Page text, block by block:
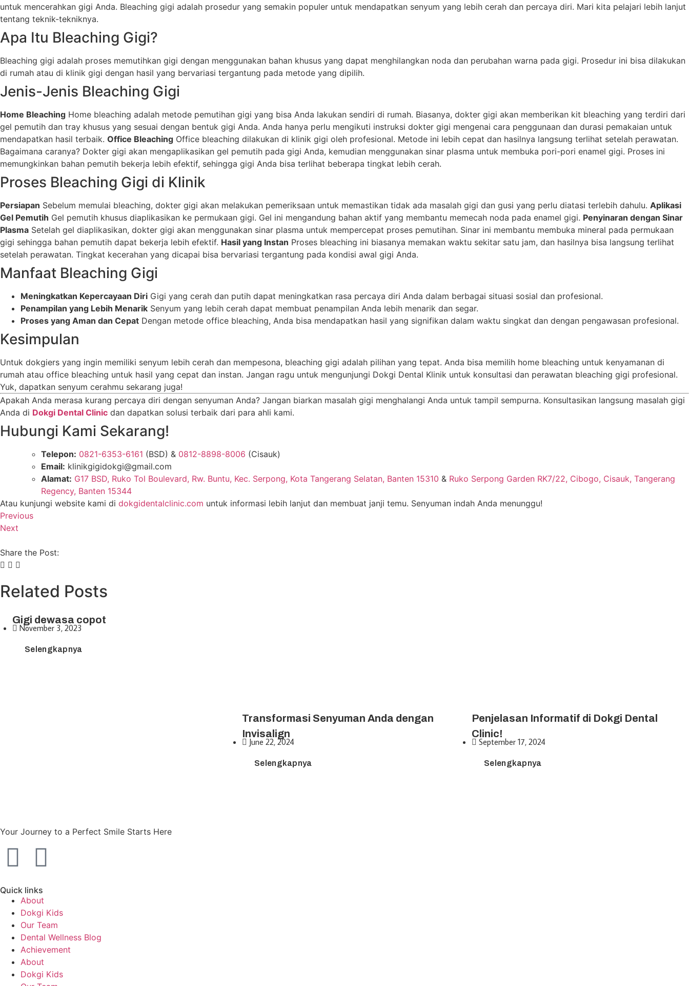
untuk mencerahkan gigi Anda. Bleaching gigi adalah prosedur yang semakin populer untuk mendapatkan senyum yang lebih cerah dan percaya diri. Mari kita pelajari lebih lanjut
tentang teknik-tekniknya.
Apa Itu Bleaching Gigi?
Bleaching gigi adalah proses memutihkan gigi dengan menggunakan bahan khusus yang dapat menghilangkan noda dan perubahan warna pada gigi. Prosedur ini bisa dilakukan
di rumah atau di klinik gigi dengan hasil yang bervariasi tergantung pada metode yang dipilih.
Jenis-Jenis Bleaching Gigi
Home Bleaching Home bleaching adalah metode pemutihan gigi yang bisa Anda lakukan sendiri di rumah. Biasanya, dokter gigi akan memberikan kit bleaching yang terdiri dari
gel pemutih dan tray khusus yang sesuai dengan bentuk gigi Anda. Anda hanya perlu mengikuti instruksi dokter gigi mengenai cara penggunaan dan durasi pemakaian untuk
mendapatkan hasil terbaik. Office Bleaching Office bleaching dilakukan di klinik gigi oleh profesional. Metode ini lebih cepat dan hasilnya langsung terlihat setelah perawatan.
Bagaimana caranya? Dokter gigi akan mengaplikasikan gel pemutih pada gigi Anda, kemudian menggunakan sinar plasma untuk membuka pori-pori enamel gigi. Proses ini
memungkinkan bahan pemutih bekerja lebih efektif, sehingga gigi Anda bisa terlihat beberapa tingkat lebih cerah.
Proses Bleaching Gigi di Klinik
Persiapan Sebelum memulai bleaching, dokter gigi akan melakukan pemeriksaan untuk memastikan tidak ada masalah gigi dan gusi yang perlu diatasi terlebih dahulu. Aplikasi
Gel Pemutih Gel pemutih khusus diaplikasikan ke permukaan gigi. Gel ini mengandung bahan aktif yang membantu memecah noda pada enamel gigi. Penyinaran dengan Sinar
Plasma Setelah gel diaplikasikan, dokter gigi akan menggunakan sinar plasma untuk mempercepat proses pemutihan. Sinar ini membantu membuka mineral pada permukaan
gigi sehingga bahan pemutih dapat bekerja lebih efektif. Hasil yang Instan Proses bleaching ini biasanya memakan waktu sekitar satu jam, dan hasilnya bisa langsung terlihat
setelah perawatan. Tingkat kecerahan yang dicapai bisa bervariasi tergantung pada kondisi awal gigi Anda.
Manfaat Bleaching Gigi
Meningkatkan Kepercayaan Diri Gigi yang cerah dan putih dapat meningkatkan rasa percaya diri Anda dalam berbagai situasi sosial dan profesional.
Penampilan yang Lebih Menarik Senyum yang lebih cerah dapat membuat penampilan Anda lebih menarik dan segar.
Proses yang Aman dan Cepat Dengan metode office bleaching, Anda bisa mendapatkan hasil yang signifikan dalam waktu singkat dan dengan pengawasan profesional.
Kesimpulan
Untuk dokgiers yang ingin memiliki senyum lebih cerah dan mempesona, bleaching gigi adalah pilihan yang tepat. Anda bisa memilih home bleaching untuk kenyamanan di
rumah atau office bleaching untuk hasil yang cepat dan instan. Jangan ragu untuk mengunjungi Dokgi Dental Klinik untuk konsultasi dan perawatan bleaching gigi profesional.
Yuk, dapatkan senyum cerahmu sekarang juga!
Apakah Anda merasa kurang percaya diri dengan senyuman Anda? Jangan biarkan masalah gigi menghalangi Anda untuk tampil sempurna. Konsultasikan langsung masalah gigi
Anda di Dokgi Dental Clinic dan dapatkan solusi terbaik dari para ahli kami.
Hubungi Kami Sekarang!
Telepon: 0821-6353-6161 (BSD) & 0812-8898-8006 (Cisauk)
Email: klinikgigidokgi@gmail.com
Alamat: G17 BSD, Ruko Tol Boulevard, Rw. Buntu, Kec. Serpong, Kota Tangerang Selatan, Banten 15310 & Ruko Serpong Garden RK7/22, Cibogo, Cisauk, Tangerang
Regency, Banten 15344
Atau kunjungi website kami di dokgidentalclinic.com untuk informasi lebih lanjut dan membuat janji temu. Senyuman indah Anda menunggu!
Previous
Next
Share the Post:
Related Posts
Gigi dewasa copot
November 3, 2023
Selengkapnya
Transformasi Senyuman Anda dengan
Invisalign
June 22, 2024
Selengkapnya
Penjelasan Informatif di Dokgi Dental
Clinic!
September 17, 2024
Selengkapnya
Your Journey to a Perfect Smile Starts Here
Quick links
About
Dokgi Kids
Our Team
Dental Wellness Blog
Achievement
About
Dokgi Kids